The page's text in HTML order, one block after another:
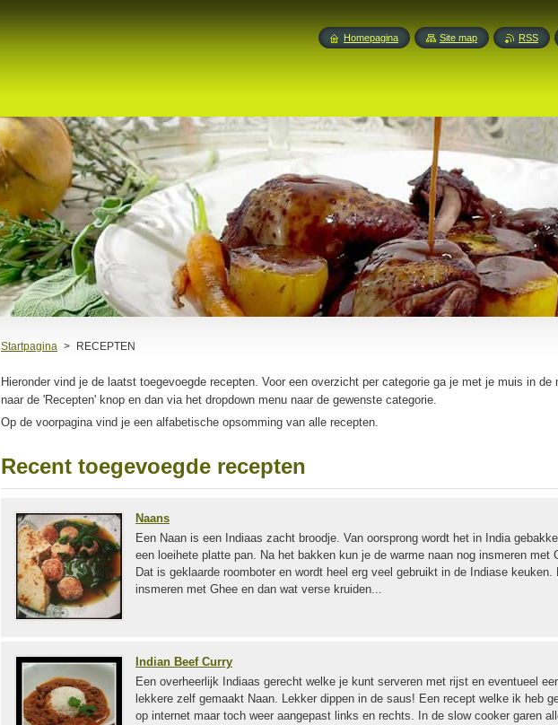
Startpagina > RECEPTEN
Hieronder vind je de laatst toegevoegde recepten. Voor een overzicht per categorie ga je met je muis in de
naar de 'Recepten' knop en dan via het dropdown menu naar de gewenste categorie.
Op de voorpagina vind je een alfabetische opsomming van alle recepten.
Recent toegevoegde recepten
Naans
Een Naan is een Indiaas zacht broodje. Van oorsprong wordt het in India
een loeihete platte pan. Na het bakken kun je de warme naan nog insmeren met
Dat is geklaarde roomboter en wordt heel erg veel gebruikt in de Indiase keuken.
insmeren met Ghee en dan wat verse kruiden...
Indian Beef Curry
Een overheerlijk Indiaas gerecht welke je kunt serveren met rijst en eventueel
lekkere zelf gemaakt Naan. Lekker dippen in de saus! Een recept welke ik heb
op internet maar toch weer aangepast links en rechts. In de slow cooker garen
Homepagina Site map RSS